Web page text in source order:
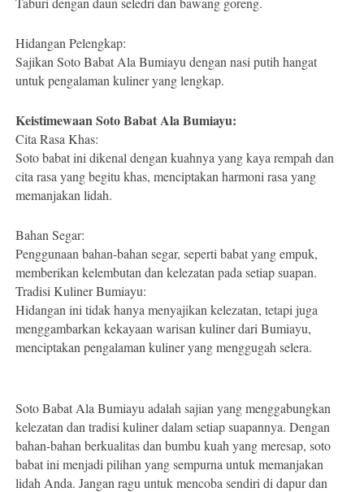
Hidangan Pelengkap:
Sajikan Soto Babat Ala Bumiayu dengan nasi putih hangat
untuk pengalaman kuliner yang lengkap.
Keistimewaan Soto Babat Ala Bumiayu:
Cita Rasa Khas:
Soto babat ini dikenal dengan kuahnya yang kaya rempah dan
cita rasa yang begitu khas, menciptakan harmoni rasa yang
memanjakan lidah.
Bahan Segar:
Penggunaan bahan-bahan segar, seperti babat yang empuk,
memberikan kelembutan dan kelezatan pada setiap suapan.
Tradisi Kuliner Bumiayu:
Hidangan ini tidak hanya menyajikan kelezatan, tetapi juga
menggambarkan kekayaan warisan kuliner dari Bumiayu,
menciptakan pengalaman kuliner yang menggugah selera.
Soto Babat Ala Bumiayu adalah sajian yang menggabungkan
kelezatan dan tradisi kuliner dalam setiap suapannya. Dengan
bahan-bahan berkualitas dan bumbu kuah yang meresap, soto
babat ini menjadi pilihan yang sempurna untuk memanjakan
lidah Anda. Jangan ragu untuk mencoba sendiri di dapur dan